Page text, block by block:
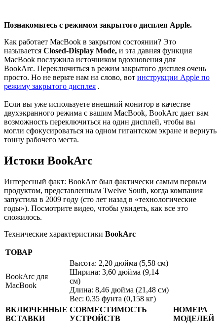
Познакомьтесь с режимом закрытого дисплея Apple.
Как работает MacBook в закрытом состоянии? Это
называется Closed-Display Mode, и эта давняя функция
MacBook послужила источником вдохновения для
BookArc. Переключиться в режим закрытого дисплея очень
просто. Но не верьте нам на слово, вот инструкции Apple по
режиму закрытого дисплея .
Если вы уже используете внешний монитор в качестве
двухэкранного режима с вашим MacBook, BookArc дает вам
возможность переключиться на один дисплей, чтобы вы
могли сфокусироваться на одном гигантском экране и вернуть
тонну рабочего места.
Истоки BookArc
Интересный факт: BookArc был фактически самым первым
продуктом, представленным Twelve South, когда компания
запустила в 2009 году (сто лет назад в «технологические
годы»). Посмотрите видео, чтобы увидеть, как все это
сложилось.
Технические характеристики BookArc
ТОВАР
BookArc для
MacBook
Высота: 2,20 дюйма (5,58 см)
Ширина: 3,60 дюйма (9,14
см)
Длина: 8,46 дюйма (21,48 см)
Вес: 0,35 фунта (0,158 кг)
ВКЛЮЧЕННЫЕ
ВСТАВКИ
СОВМЕСТИМОСТЬ
УСТРОЙСТВ
НОМЕРА
МОДЕЛЕЙ